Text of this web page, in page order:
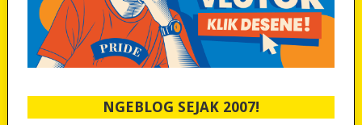
NGEBLOG SEJAK 2007!